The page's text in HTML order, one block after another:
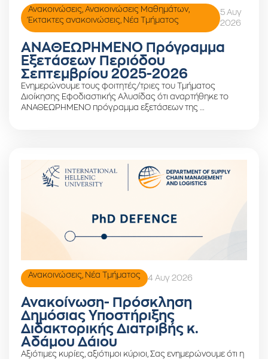
Ανακοινώσεις Ανακοινώσεις Μαθημάτων,
Έκτακτες ανακοινώσεις
Νέα Τμήματος
5 Αυγ
2026
ΑΝΑΘΕΩΡΗΜΕΝΟ Πρόγραμμα
Εξετάσεων Περιόδου
Σεπτεμβρίου 2025-2026
Ενημερώνουμε τους φοιτητές/τριες του Τμήματος
Διοίκησης Εφοδιαστικής Αλυσίδας ότι αναρτήθηκε το
ΑΝΑΘΕΩΡΗΜΕΝΟ πρόγραμμα εξετάσεων της …
Ανακοινώσεις Νέα Τμήματος 4 Αυγ 2026
Ανακοίνωση- Πρόσκληση
Δημόσιας Υποστήριξης
Διδακτορικής Διατριβής κ.
Αδάμου Δάιου
Αξιότιμες κυρίες, αξιότιμοι κύριοι, Σας ενημερώνουμε ότι η